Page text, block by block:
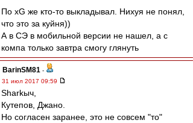
По xG же кто-то выкладывал. Нихуя не понял,
что это за куйня))
А в СЭ в мобильной версии не нашел, а с
компа только завтра смогу глянуть
BarinSM81 -
31 июл 2017 09:59
Sharkыч,
Кутепов, Джано.
Но согласен заранее, это не совсем "то"